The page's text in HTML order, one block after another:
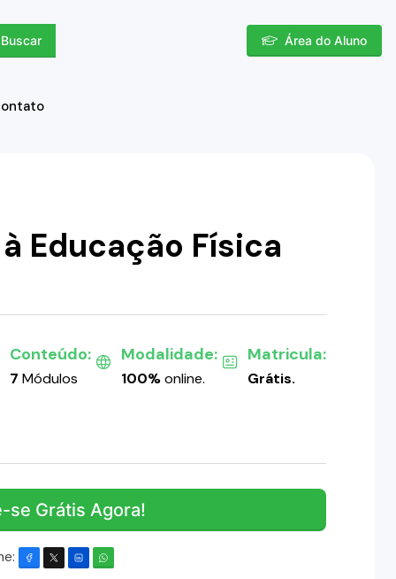
Buscar Área do Aluno
Educação Física
Conteúdo:
7 Módulos
Modalidade:
100%online.
Matricula:
Grátis.
se Grátis Agora!